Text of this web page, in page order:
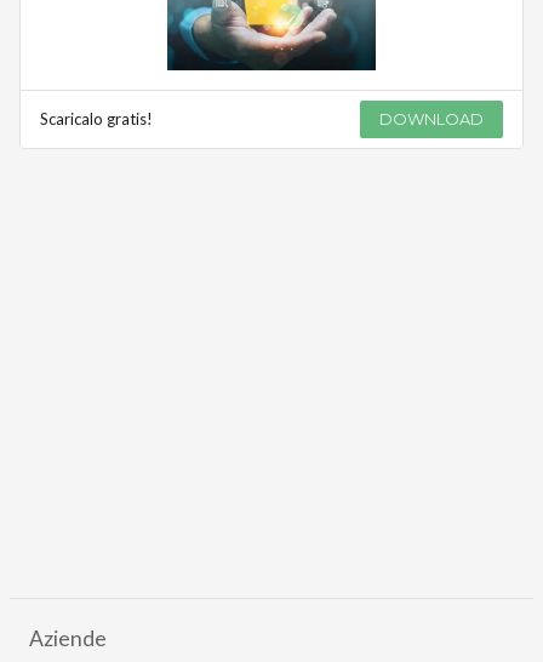
Scaricalo gratis! DOWNLOAD
Aziende